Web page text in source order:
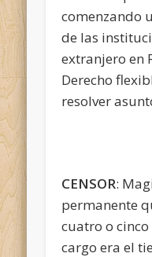
comenzando
de las
extranjero en
Derecho
resolver
CENSOR:
permanente
cuatro o
cargo era el